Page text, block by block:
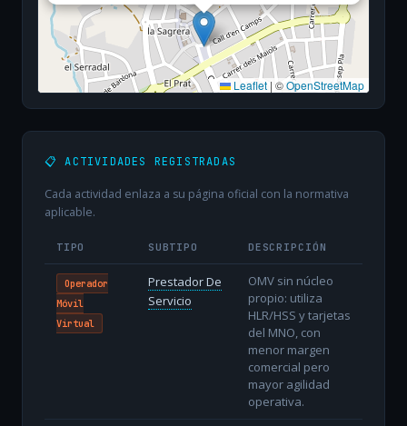
Leaflet | ©OpenStreetMap
📋 ACTIVIDADES REGISTRADAS
Cada actividad enlaza a su página oficial con la normativa
aplicable.
TIPO SUBTIPO DESCRIPCIÓN
Operador
Móvil
Virtual
Prestador De
Servicio
OMV sin núcleo
propio: utiliza
HLR/HSS y tarjetas
del MNO, con
menor margen
comercial pero
mayor agilidad
operativa.